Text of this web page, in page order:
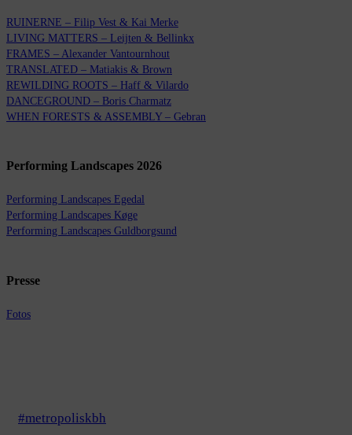
RUINERNE – Filip Vest & Kai Merke
LIVING MATTERS – Leijten & Bellinkx
FRAMES – Alexander Vantournhout
TRANSLATED – Matiakis & Brown
REWILDING ROOTS – Haff & Vilardo
DANCEGROUND – Boris Charmatz
WHEN FORESTS & ASSEMBLY – Gebran
Performing Landscapes 2026
Performing Landscapes Egedal
Performing Landscapes Køge
Performing Landscapes Guldborgsund
Presse
Fotos
#metropoliskbh